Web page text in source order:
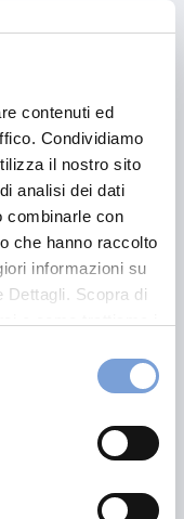
contenuti ed
Condividiamo
il nostro sito
analisi dei dati
combinarle con
che hanno raccolto
informazioni su
Dettagli. Scopra di
"Informativa
alcuni fattori
e alcol, livello
pregresse ed
, è cruciale
e comprendere
di rischio.
svolto un esame
e la
come
noduli